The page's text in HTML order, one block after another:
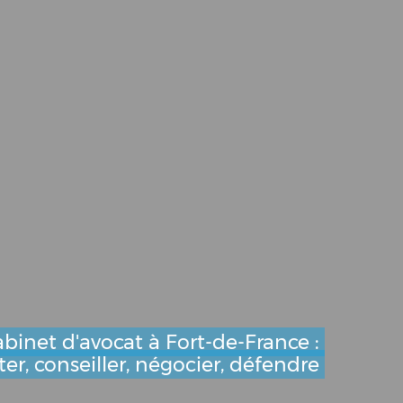
d'avocat à Fort-de-France :
conseiller, négocier, défendre